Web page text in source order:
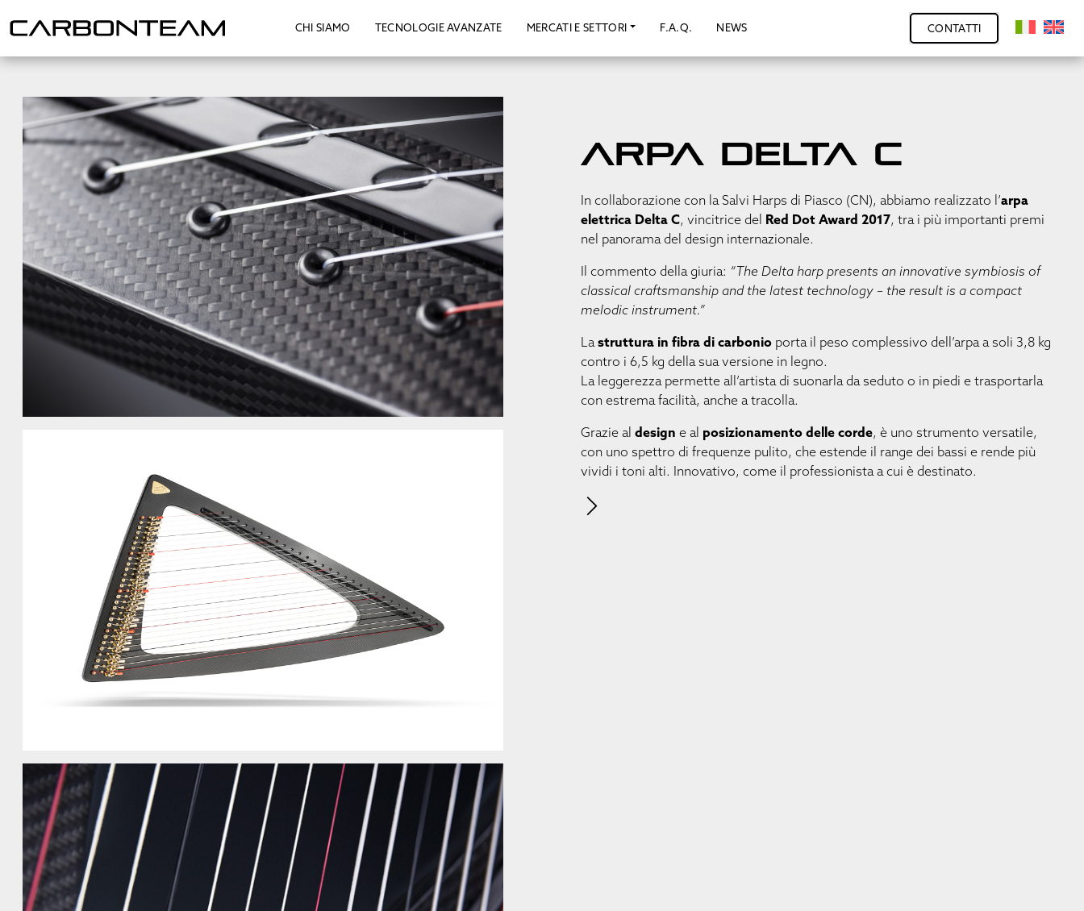
CHI SIAMO TECNOLOGIE AVANZATE MERCATI E SETTORI F.A.Q. NEWS CONTATTI
Arpa Delta C
In collaborazione con la Salvi Harps di Piasco (CN), abbiamo realizzato l’arpa
elettrica Delta C, vincitrice del Red Dot Award 2017, tra i più importanti premi
nel panorama del design internazionale.
Il commento della giuria: “The Delta harp presents an innovative symbiosis of
classical craftsmanship and the latest technology – the result is a compact
melodic instrument.”
Lastruttura in fibra di carbonio porta il peso complessivo dell’arpa a soli 3,8 kg
contro i 6,5 kg della sua versione in legno.
La leggerezza permette all’artista di suonarla da seduto o in piedi e trasportarla
con estrema facilità, anche a tracolla.
Grazie al design e al posizionamento delle corde, è uno strumento versatile,
con uno spettro di frequenze pulito, che estende il range dei bassi e rende più
vividi i toni alti. Innovativo, come il professionista a cui è destinato.